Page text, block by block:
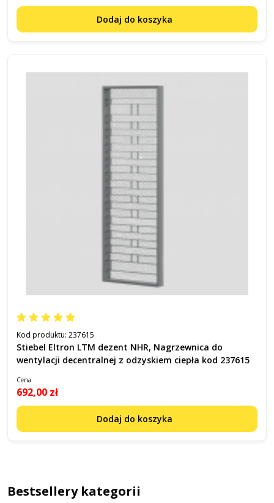
Dodaj do koszyka
Kod produktu: 237615
Stiebel Eltron LTM dezent NHR, Nagrzewnica do
wentylacji decentralnej z odzyskiem ciepła kod 237615
Cena
692,00 zł
Dodaj do koszyka
Bestsellery kategorii